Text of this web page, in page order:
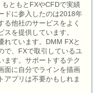
ともとFXやCFDで実績
ドに参入したのは2018年
る他社のサービスをよく
を提供しています。
れています。DMM FXと
で、FXで取引しているユ
ます。サポートするテク
面に自分でラインを描画
アプリは不要かもしれま